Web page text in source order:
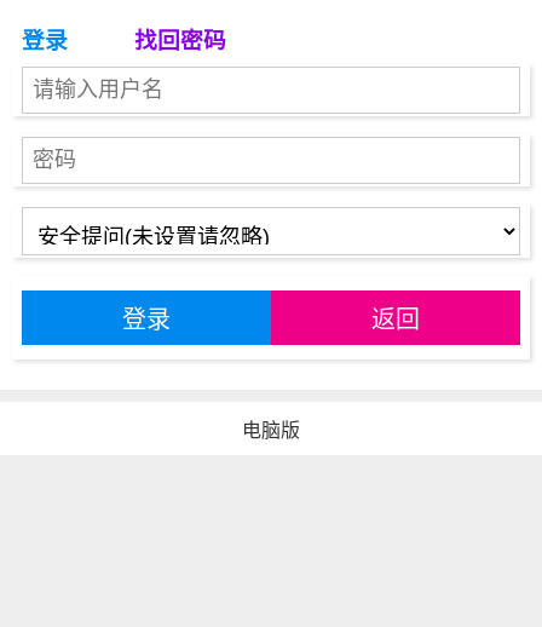
登录 找回密码
登录 返回
电脑版